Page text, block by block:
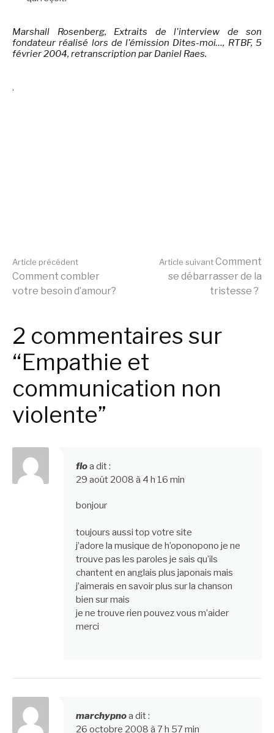
Marshall Rosenberg, Extraits de l'interview de son
fondateur réalisé lors de l'émission Dites-moi…, RTBF, 5
février 2004, retranscription par Daniel Raes.
.
Lire
suite
Article précédent
Comment combler
votre besoin d’amour?
Article suivantComment
se débarrasser de la
tristesse ?
2 commentaires sur
“Empathie et
communication non
violente”
floa dit :
29 août 2008 à 4 h 16 min
bonjour
toujours aussi top votre site
j’adore la musique de h’oponopono je ne
trouve pas les paroles je sais qu’ils
chantent en anglais plus japonais mais
j’aimerais en savoir plus sur la chanson
bien sur mais
je ne trouve rien pouvez vous m’aider
merci
marchypnoa dit :
26 octobre 2008 à 7 h 57 min